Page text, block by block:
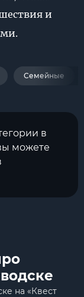
и
Семейные
в
можете
на «Квест